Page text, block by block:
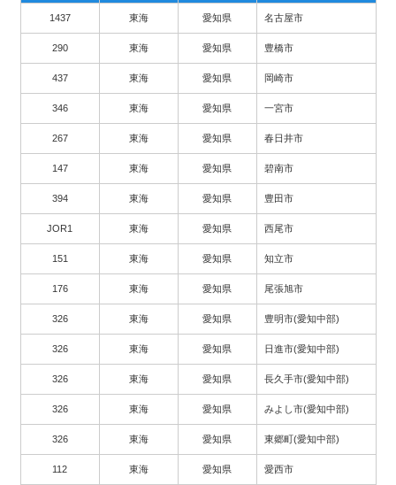
1437 東海 愛知県 名古屋市
290 東海 愛知県 豊橋市
437 東海 愛知県 岡崎市
346 東海 愛知県 一宮市
267 東海 愛知県 春日井市
147 東海 愛知県 碧南市
394 東海 愛知県 豊田市
JOR1 東海 愛知県 西尾市
151 東海 愛知県 知立市
176 東海 愛知県 尾張旭市
326 東海 愛知県 豊明市(愛知中部)
326 東海 愛知県 日進市(愛知中部)
326 東海 愛知県 長久手市(愛知中部)
326 東海 愛知県 みよし市(愛知中部)
326 東海 愛知県 東郷町(愛知中部)
112 東海 愛知県 愛西市